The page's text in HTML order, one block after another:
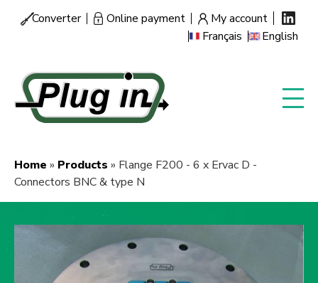
Menu
Converter Online payment
My account
Français
English
Breadcrumb
Home Products
Flange F200 - 6 x Ervac D -
Connectors BNC & type N
Image